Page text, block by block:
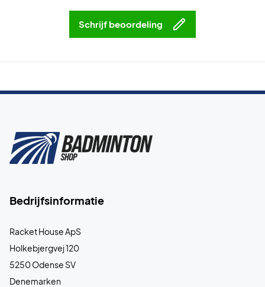
Schrijf beoordeling
Bedrijfsinformatie
Racket House ApS
Holkebjergvej 120
5250 Odense SV
Denemarken